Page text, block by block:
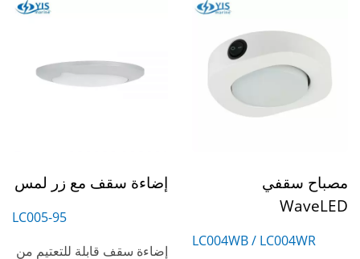
مصباح سقفي
WaveLED
LC004WB / LC004WR
إضاءة سقف مع زر لمس
LC005-95
إضاءة سقف قابلة للتعتيم من